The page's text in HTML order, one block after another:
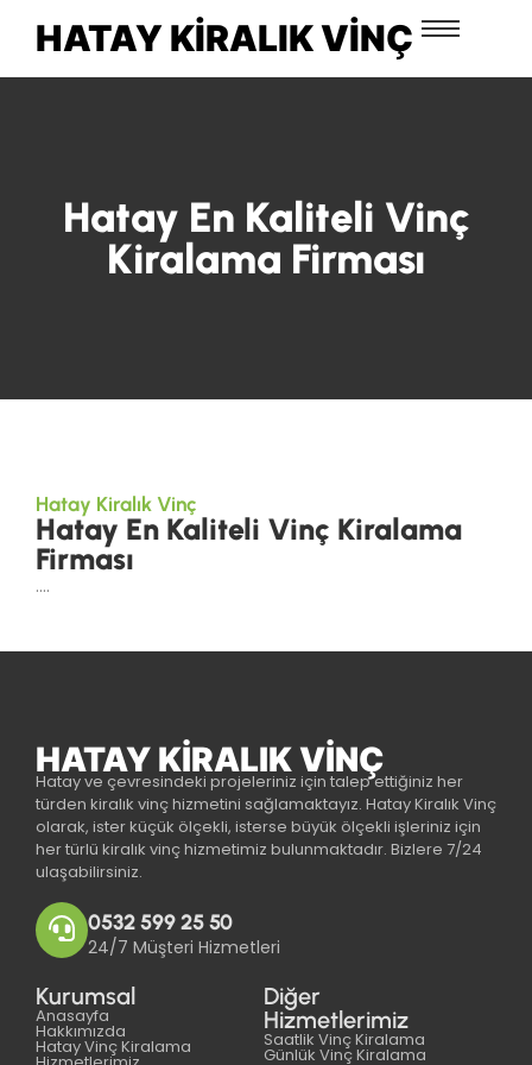
HATAY KIRALIK VINÇ
Hatay En Kaliteli Vinç
Kiralama Firması
Hatay Kiralık Vinç
Hatay En Kaliteli Vinç Kiralama
Firması
….
HATAY KIRALIK VINÇ
Hatay ve çevresindeki projeleriniz için talep ettiğiniz her
türden kiralık vinç hizmetini sağlamaktayız. Hatay Kiralık Vinç
olarak, ister küçük ölçekli, isterse büyük ölçekli işleriniz için
her türlü kiralık vinç hizmetimiz bulunmaktadır. Bizlere 7/24
ulaşabilirsiniz.
0532 599 25 50
24/7 Müşteri Hizmetleri
Kurumsal
Anasayfa
Hakkımızda
Hatay Vinç Kiralama
Diğer
Hizmetlerimiz
Saatlik Vinç Kiralama
Günlük Vinç Kiralama